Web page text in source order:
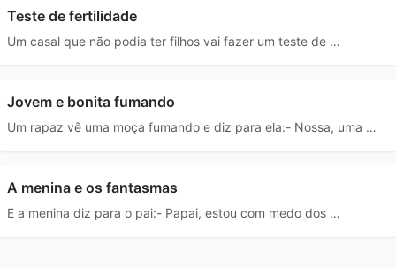
Teste de fertilidade
Um casal que não podia ter filhos vai fazer um teste de …
Jovem e bonita fumando
Um rapaz vê uma moça fumando e diz para ela:- Nossa, uma …
A menina e os fantasmas
E a menina diz para o pai:- Papai, estou com medo dos …